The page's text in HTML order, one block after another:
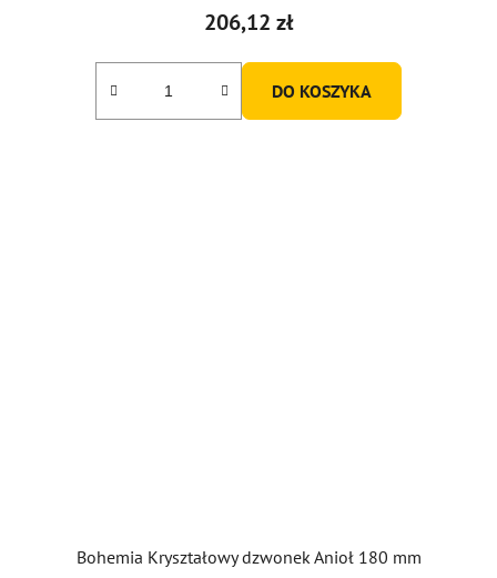
206,12 zł
DO KOSZYKA
Bohemia Kryształowy dzwonek Anioł 180 mm